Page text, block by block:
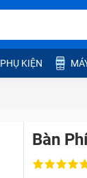
PHỤ KIỆN
Bàn